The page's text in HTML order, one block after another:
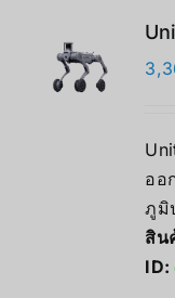
ออ
ภูมิ
สิน
ID: